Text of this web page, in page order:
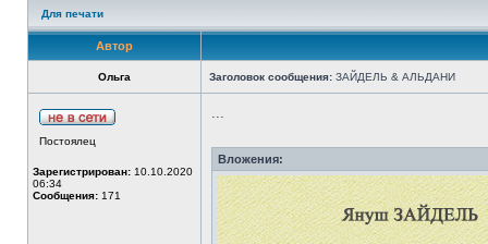
Для печати
Автор
Ольга Заголовок сообщения: ЗАЙДЕЛЬ & АЛЬДАНИ
Постоялец
Зарегистрирован: 10.10.2020
06:34
Сообщения: 171
...
Вложения: